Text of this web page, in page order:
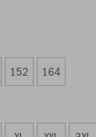
152 164